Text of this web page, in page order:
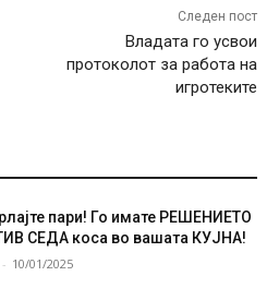
Следен пост
Владата го усвои
протоколот за работа на
игротеките
пари! Го имате РЕШЕНИЕТО
СЕДА коса во вашата КУЈНА!
- 10/01/2025